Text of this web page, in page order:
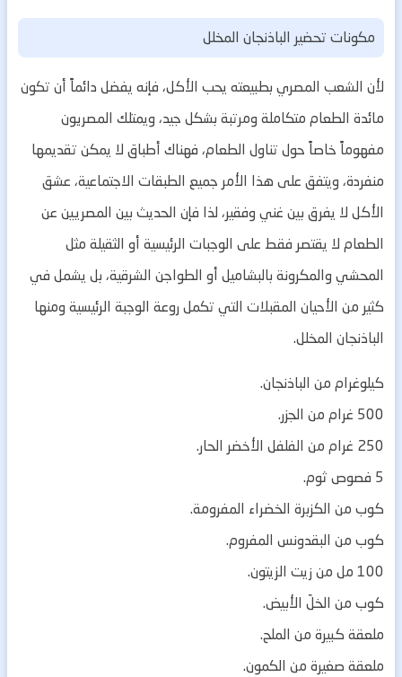
مكونات تحضير الباذنجان المخلل
لأن الشعب المصري بطبيعته يحب الأكل، فإنه يفضل دائماً أن تكون
مائدة الطعام متكاملة ومرتبة بشكل جيد، ويمتلك المصريون
مفهوماً خاصاً حول تناول الطعام، فهناك أطباق لا يمكن تقديمها
منفردة، ويتفق على هذا الأمر جميع الطبقات الاجتماعية، عشق
الأكل لا يفرق بين غني وفقير، لذا فإن الحديث بين المصريين عن
الطعام لا يقتصر فقط على الوجبات الرئيسية أو الثقيلة مثل
المحشي والمكرونة بالبشاميل أو الطواجن الشرقية، بل يشمل في
كثير من الأحيان المقبلات التي تكمل روعة الوجبة الرئيسية ومنها
الباذنجان المخلل.
كيلوغرام من الباذنجان.
500 غرام من الجزر.
250 غرام من الفلفل الأخضر الحار.
5 فصوص ثوم.
كوب من الكزبرة الخضراء المفرومة.
كوب من البقدونس المفروم.
100 مل من زيت الزيتون.
كوب من الخلّ الأبيض.
ملعقة كبيرة من الملح.
ملعقة صغيرة من الكمون.